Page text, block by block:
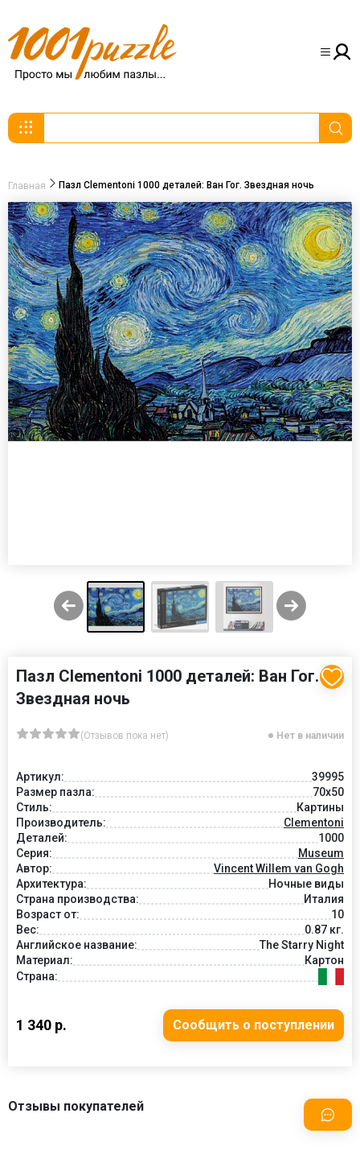
Главная Пазл Clementoni 1000 деталей: Ван Гог. Звездная ночь
Пазл Clementoni 1000 деталей: Ван Гог.
Звездная ночь
(Отзывов пока нет) Нет в наличии
Артикул:
39995
Размер пазла:
70x50
Стиль:
Картины
Производитель:
Clementoni
Деталей:
1000
Серия:
Museum
Автор:
Vincent Willem van Gogh
Архитектура:
Ночные виды
Страна производства:
Италия
Возраст от:
10
Вес:
0.87 кг.
Английское название:
The Starry Night
Материал:
Картон
Страна:
1 340 р. Сообщить о поступлении
Отзывы покупателей